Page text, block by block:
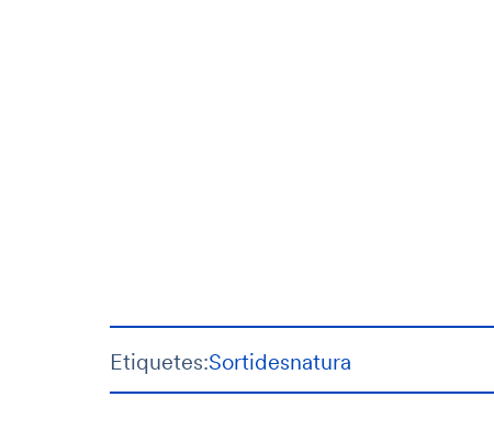
Etiquetes:Sortidesnatura